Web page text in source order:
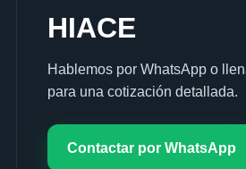
HIACE
Hablemos por WhatsApp o
para una cotización detallada.
Contactar por WhatsApp